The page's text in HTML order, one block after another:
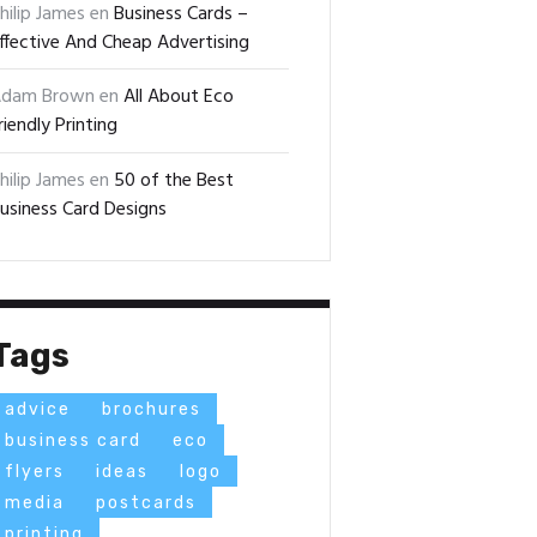
JamesenBusiness Cards –
And Cheap Advertising
BrownenAll About Eco
Printing
Jamesen 50 of the Best
Card Designs
advice
brochures
business card
eco
flyers
ideas
logo
media
postcards